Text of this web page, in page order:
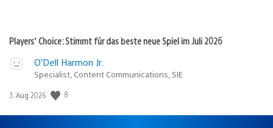
Players’ Choice: Stimmt für das beste neue Spiel im Juli 2026
O’Dell Harmon Jr.
Specialist, Content Communications, SIE
Veröffentlichungsdatum:
3. Aug 2026 8